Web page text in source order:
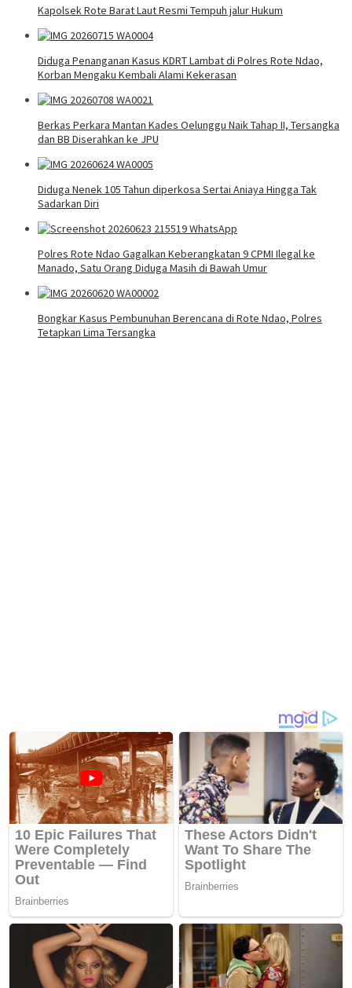
Kapolsek Rote Barat Laut Resmi Tempuh jalur Hukum
Diduga Penanganan Kasus KDRT Lambat di Polres Rote Ndao,
Korban Mengaku Kembali Alami Kekerasan
Berkas Perkara Mantan Kades Oelunggu Naik Tahap II, Tersangka
dan BB Diserahkan ke JPU
Diduga Nenek 105 Tahun diperkosa Sertai Aniaya Hingga Tak
Sadarkan Diri
Polres Rote Ndao Gagalkan Keberangkatan 9 CPMI Ilegal ke
Manado, Satu Orang Diduga Masih di Bawah Umur
Bongkar Kasus Pembunuhan Berencana di Rote Ndao, Polres
Tetapkan Lima Tersangka